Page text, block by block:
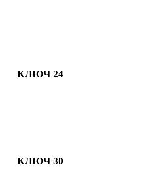
КЛЮЧ 24
КЛЮЧ 30